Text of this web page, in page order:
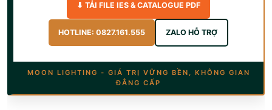
⬇ TẢI FILE IES & CATALOGUE PDF
HOTLINE: 0827.161.555 ZALO HỖ TRỢ
MOON LIGHTING - GIÁ TRỊ VỮNG BỀN, KHÔNG GIAN
ĐẲNG CẤP